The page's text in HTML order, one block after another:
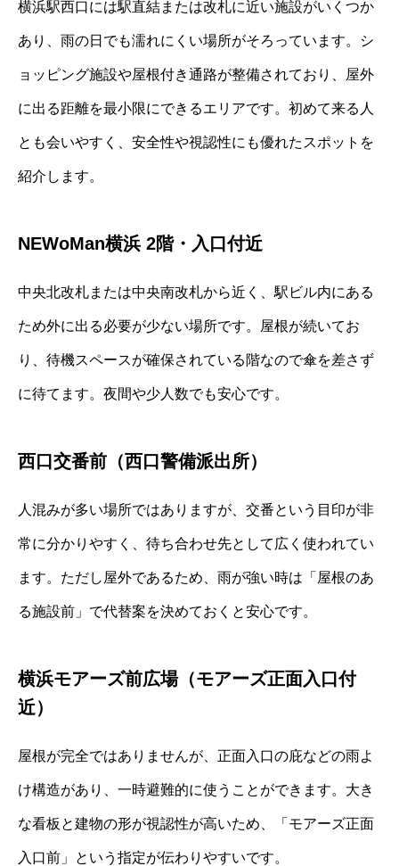
横浜駅西口には駅直結または改札に近い施設がいくつか
あり、雨の日でも濡れにくい場所がそろっています。シ
ョッピング施設や屋根付き通路が整備されており、屋外
に出る距離を最小限にできるエリアです。初めて来る人
とも会いやすく、安全性や視認性にも優れたスポットを
紹介します。
NEWoMan横浜 2階・入口付近
中央北改札または中央南改札から近く、駅ビル内にある
ため外に出る必要が少ない場所です。屋根が続いてお
り、待機スペースが確保されている階なので傘を差さず
に待てます。夜間や少人数でも安心です。
西口交番前（西口警備派出所）
人混みが多い場所ではありますが、交番という目印が非
常に分かりやすく、待ち合わせ先として広く使われてい
ます。ただし屋外であるため、雨が強い時は「屋根のあ
る施設前」で代替案を決めておくと安心です。
横浜モアーズ前広場（モアーズ正面入口付
近）
屋根が完全ではありませんが、正面入口の庇などの雨よ
け構造があり、一時避難的に使うことができます。大き
な看板と建物の形が視認性が高いため、「モアーズ正面
入口前」という指定が伝わりやすいです。